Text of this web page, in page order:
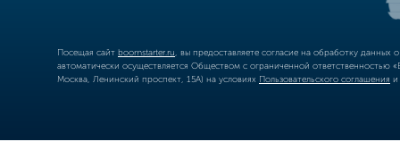
Посещая сайт boomstarter.ru , вы предоставляете согласие на обработку
автоматически осуществляется Обществом с ограниченной
Москва, Ленинский проспект, 15А) на условиях Пользовательского соглашения и